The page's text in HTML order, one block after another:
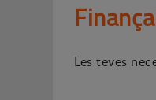
Les teves